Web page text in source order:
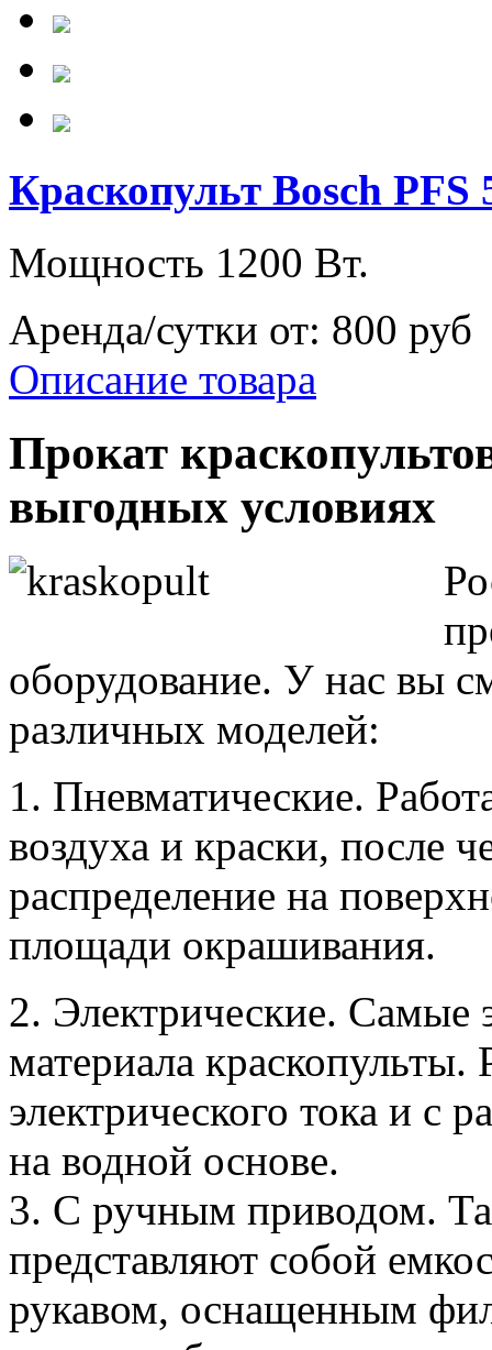
Краскопульт Bosch PFS
Мощность 1200 Вт.
Аренда/сутки от: 800 руб
Описание товара
Прокат
выгодных условиях
оборудование. У нас вы
различных моделей:
1. Пневматические.
воздуха и краски, после
распределение на
площади окрашивания.
2. Электрические.
материала краскопульты.
электрического тока и с
на водной основе.
3. С ручным приводом.
представляют собой
рукавом, оснащенным